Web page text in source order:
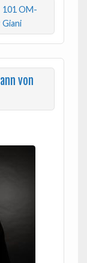
101 OM-
von